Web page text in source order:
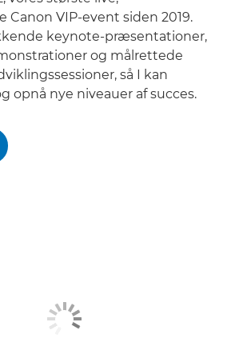
Canon VIP-event siden 2019.
keynote-præsentationer,
og målrettede
så I kan
opnå nye niveauer af succes.